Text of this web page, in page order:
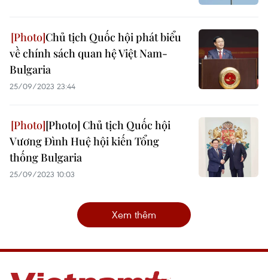
Chủ tịch Quốc hội phát biểu
về chính sách quan hệ Việt Nam-
Bulgaria
25/09/2023 23:44
[Photo] Chủ tịch Quốc hội
Vương Đình Huệ hội kiến Tổng
thống Bulgaria
25/09/2023 10:03
Xem thêm